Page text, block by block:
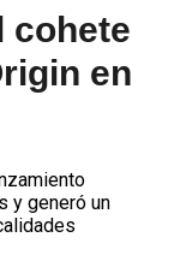
cohete
en
y generó un